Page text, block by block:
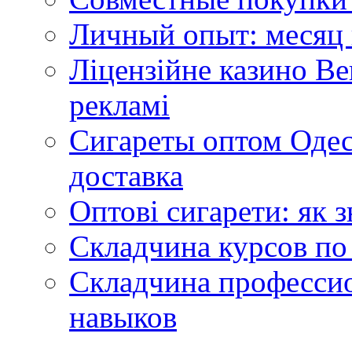
Личный опыт: месяц
Ліцензійне казино
рекламі
Сигареты оптом
доставка
Оптові сигарети: як
Складчина курсов
Складчина
навыков